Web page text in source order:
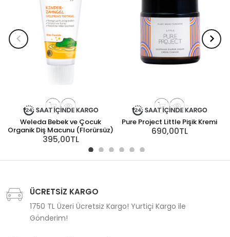
Weleda Bebek ve Çocuk
Organik Diş Macunu (Florürsüz)
395,00TL
Pure Project Little Pişik Kremi
690,00TL
ÜCRETSİZ KARGO
1750 TL Üzeri Ücretsiz Kargo! Yurtiçi Kargo ile
Gönderim!